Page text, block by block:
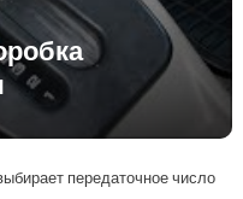
передаточное число